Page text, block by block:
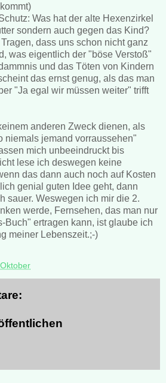
Was hat der alte Hexenzirkel
sondern auch gegen das Kind?
dass uns schon nicht ganz
was eigentlich der "böse Verstoß"
und das Töten von Kindern
das ernst genug, als das man
"Ja egal wir müssen weiter" trifft
anderen Zweck dienen, als
niemals jemand vorraussehen"
mich unbeeindruckt bis
lese ich deswegen keine
das dann auch noch auf Kosten
genial guten Idee geht, dann
sauer. Weswegen ich mir die 2.
werde, Fernsehen, das man nur
Buch" ertragen kann, ist glaube ich
meiner Lebenszeit.;-)